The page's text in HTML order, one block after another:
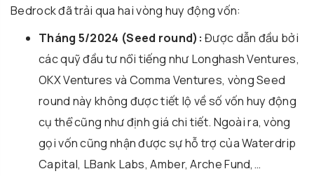
Bedrock đã trải qua hai vòng huy động vốn:
Tháng 5/2024 (Seed round): Được dẫn đầu bởi
các quỹ đầu tư nổi tiếng như Longhash Ventures,
OKX Ventures và Comma Ventures, vòng Seed
round này không được tiết lộ về số vốn huy động
cụ thể cũng như định giá chi tiết. Ngoài ra, vòng
gọi vốn cũng nhận được sự hỗ trợ của Waterdrip
Capital, LBank Labs, Amber, Arche Fund,…